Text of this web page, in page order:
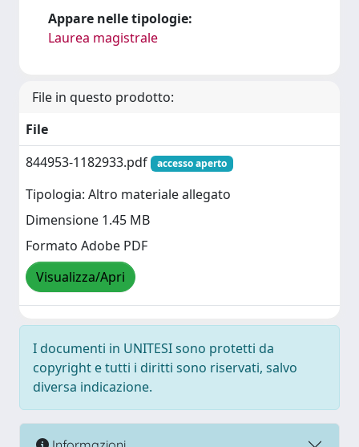
Appare nelle tipologie:
Laurea magistrale
File in questo prodotto:
File
844953-1182933.pdf
accesso aperto
Tipologia: Altro materiale allegato
Dimensione 1.45 MB
Formato Adobe PDF
Visualizza/Apri
I documenti in UNITESI sono protetti da
copyright e tutti i diritti sono riservati, salvo
diversa indicazione.